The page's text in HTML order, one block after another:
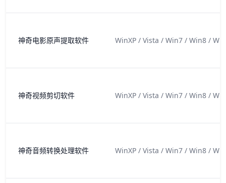
神奇电影原声提取软件 WinXP / Vista / Win7 / Win8 /
神奇视频剪切软件 WinXP / Vista / Win7 / Win8 /
神奇音频转换处理软件 WinXP / Vista / Win7 / Win8 /